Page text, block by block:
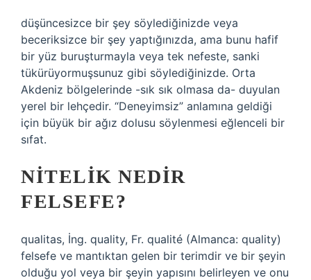
düşüncesizce bir şey söylediğinizde veya
beceriksizce bir şey yaptığınızda, ama bunu hafif
bir yüz buruşturmayla veya tek nefeste, sanki
tükürüyormuşsunuz gibi söylediğinizde. Orta
Akdeniz bölgelerinde -sık sık olmasa da- duyulan
yerel bir lehçedir. “Deneyimsiz” anlamına geldiği
için büyük bir ağız dolusu söylenmesi eğlenceli bir
sıfat.
NITELIK NEDIR
FELSEFE?
qualitas, İng. quality, Fr. qualité (Almanca: quality)
felsefe ve mantıktan gelen bir terimdir ve bir şeyin
olduğu yol veya bir şeyin yapısını belirleyen ve onu